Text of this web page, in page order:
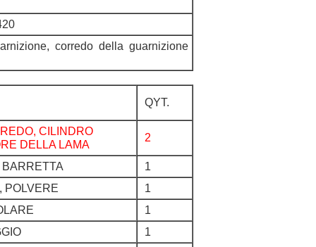
corredo della guarnizione
QYT.
CILINDRO
DELLA LAMA
2
BARRETTA
1
POLVERE
1
1
1